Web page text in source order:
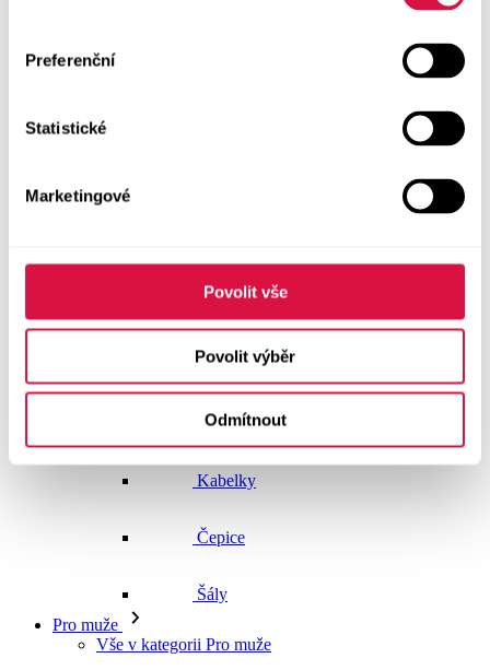
Preferenční
Statistické
Marketingové
Povolit vše
Povolit výběr
Odmítnout
Boty GEOX
Pásky
Peněženky
Kabelky
Čepice
Šály
Pro muže
Vše v kategorii Pro muže